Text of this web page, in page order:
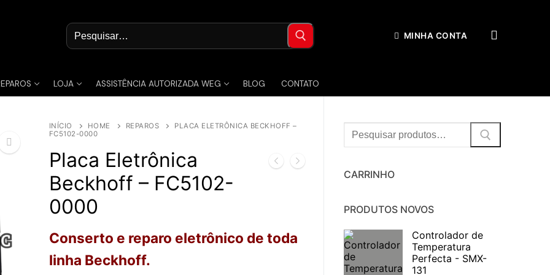
Pesquisar
por:
MINHA CONTA
LOJA ASSISTÊNCIA AUTORIZADA WEG BLOG CONTATO
INÍCIO HOME REPAROS
PLACA ELETRÔNICA BECKHOFF –
FC5102-0000
Placa Eletrônica
Beckhoff – FC5102-
0000
Conserto e reparo eletrônico de toda
linha Beckhoff.
Procurar:
CARRINHO
PRODUTOS NOVOS
Controlador de
Temperatura
Perfecta - SMX-
131